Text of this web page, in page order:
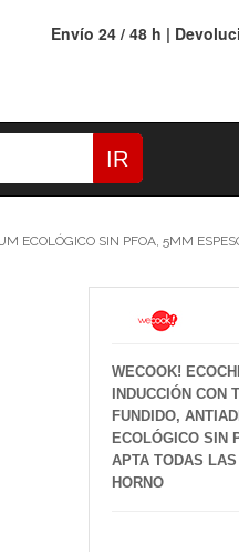
Envío 24 / 48 h |
IR
SIN PFOA, 5MM
WECOOK!
INDUCCIÓN CON
FUNDIDO,
ECOLÓGICO SIN
APTA TODAS
HORNO